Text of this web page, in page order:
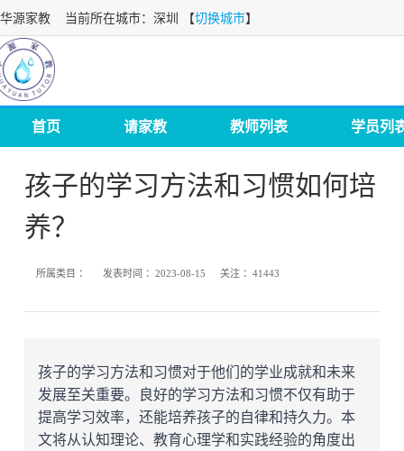
华源家教 当前所在城市：深圳 【切换城市】
首页 请家教 教师列表 学员列
孩子的学习方法和习惯如何培
养？
所属类目 ： 发表时间 ：2023-08-15 关注 ：41443
孩子的学习方法和习惯对于他们的学业成就和未来
发展至关重要。良好的学习方法和习惯不仅有助于
提高学习效率，还能培养孩子的自律和持久力。本
文将从认知理论、教育心理学和实践经验的角度出